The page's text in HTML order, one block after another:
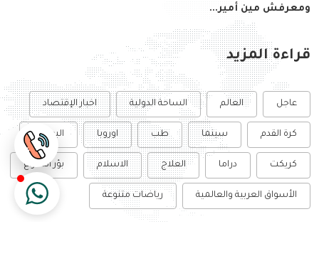
ومعرفش مين أمير...
قراءة المزيد
عاجل العالم الساحة الدولية اخبار الإقتصاد
كرة القدم سينما طب اوروبا البورصة
كريكت دراما العلاج الاسلام بؤر الصراع
الأسواق العربية والعالمية رياضات متنوعة